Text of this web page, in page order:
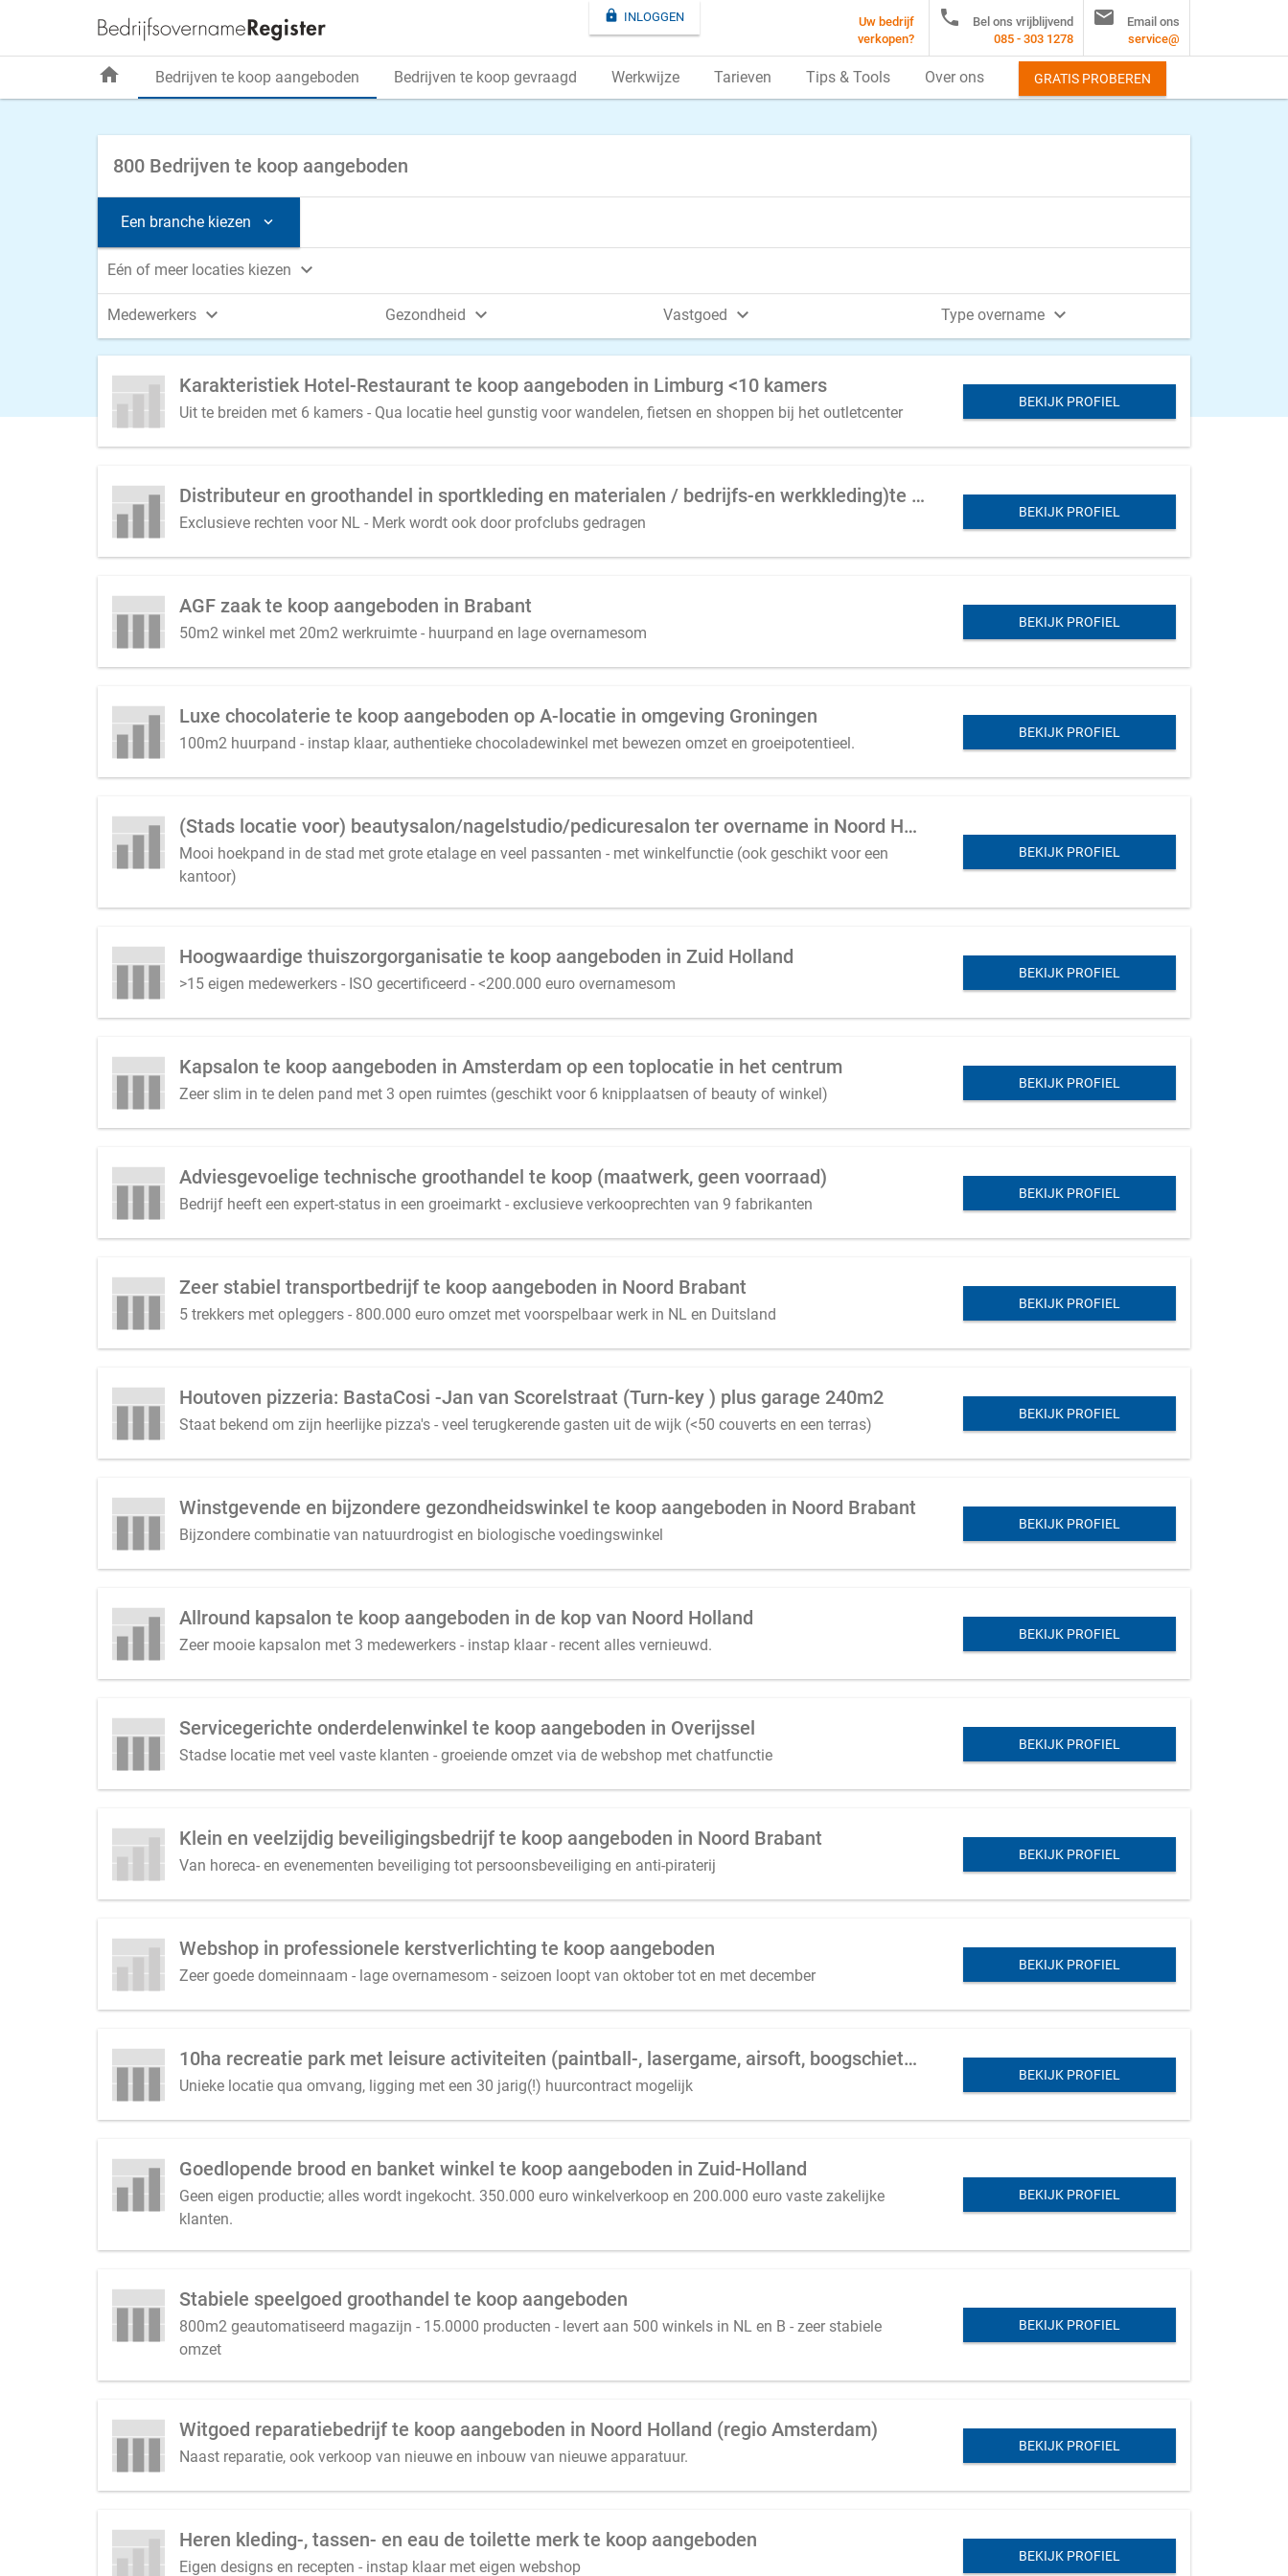
800 Bedrijven te koop aangeboden
Een branche kiezen 
Eén of meer locaties kiezen 
Medewerkers  Gezondheid  Vastgoed  Type overname 
Karakteristiek Hotel-Restaurant te koop aangeboden in Limburg <10 kamers
Uit te breiden met 6 kamers - Qua locatie heel gunstig voor wandelen, fietsen en shoppen bij het outletcenter
BEKIJK PROFIEL
Distributeur en groothandel in sportkleding en materialen / bedrijfs-en werkkleding)te koop aangeboden in Gelderland
Exclusieve rechten voor NL - Merk wordt ook door profclubs gedragen
BEKIJK PROFIEL
AGF zaak te koop aangeboden in Brabant
50m2 winkel met 20m2 werkruimte - huurpand en lage overnamesom
BEKIJK PROFIEL
Luxe chocolaterie te koop aangeboden op A-locatie in omgeving Groningen
100m2 huurpand - instap klaar, authentieke chocoladewinkel met bewezen omzet en groeipotentieel.
BEKIJK PROFIEL
(Stads locatie voor) beautysalon/nagelstudio/pedicuresalon ter overname in Noord Holland
Mooi hoekpand in de stad met grote etalage en veel passanten - met winkelfunctie (ook geschikt voor een
kantoor)
BEKIJK PROFIEL
Hoogwaardige thuiszorgorganisatie te koop aangeboden in Zuid Holland
>15 eigen medewerkers - ISO gecertificeerd - <200.000 euro overnamesom
BEKIJK PROFIEL
Kapsalon te koop aangeboden in Amsterdam op een toplocatie in het centrum
Zeer slim in te delen pand met 3 open ruimtes (geschikt voor 6 knipplaatsen of beauty of winkel)
BEKIJK PROFIEL
Adviesgevoelige technische groothandel te koop (maatwerk, geen voorraad)
Bedrijf heeft een expert-status in een groeimarkt - exclusieve verkooprechten van 9 fabrikanten
BEKIJK PROFIEL
Zeer stabiel transportbedrijf te koop aangeboden in Noord Brabant
5 trekkers met opleggers - 800.000 euro omzet met voorspelbaar werk in NL en Duitsland
BEKIJK PROFIEL
Houtoven pizzeria: BastaCosi -Jan van Scorelstraat (Turn-key ) plus garage 240m2
Staat bekend om zijn heerlijke pizza's - veel terugkerende gasten uit de wijk (<50 couverts en een terras)
BEKIJK PROFIEL
Winstgevende en bijzondere gezondheidswinkel te koop aangeboden in Noord Brabant
Bijzondere combinatie van natuurdrogist en biologische voedingswinkel
BEKIJK PROFIEL
Allround kapsalon te koop aangeboden in de kop van Noord Holland
Zeer mooie kapsalon met 3 medewerkers - instap klaar - recent alles vernieuwd.
BEKIJK PROFIEL
Servicegerichte onderdelenwinkel te koop aangeboden in Overijssel
Stadse locatie met veel vaste klanten - groeiende omzet via de webshop met chatfunctie
BEKIJK PROFIEL
Klein en veelzijdig beveiligingsbedrijf te koop aangeboden in Noord Brabant
Van horeca- en evenementen beveiliging tot persoonsbeveiliging en anti-piraterij
BEKIJK PROFIEL
Webshop in professionele kerstverlichting te koop aangeboden
Zeer goede domeinnaam - lage overnamesom - seizoen loopt van oktober tot en met december
BEKIJK PROFIEL
10ha recreatie park met leisure activiteiten (paintball-, lasergame, airsoft, boogschieten) en horeca in Almere
Unieke locatie qua omvang, ligging met een 30 jarig(!) huurcontract mogelijk
BEKIJK PROFIEL
Goedlopende brood en banket winkel te koop aangeboden in Zuid-Holland
Geen eigen productie; alles wordt ingekocht. 350.000 euro winkelverkoop en 200.000 euro vaste zakelijke
klanten.
BEKIJK PROFIEL
Stabiele speelgoed groothandel te koop aangeboden
800m2 geautomatiseerd magazijn - 15.0000 producten - levert aan 500 winkels in NL en B - zeer stabiele
omzet
BEKIJK PROFIEL
Witgoed reparatiebedrijf te koop aangeboden in Noord Holland (regio Amsterdam)
Naast reparatie, ook verkoop van nieuwe en inbouw van nieuwe apparatuur.
BEKIJK PROFIEL
Heren kleding-, tassen- en eau de toilette merk te koop aangeboden
Eigen designs en recepten - instap klaar met eigen webshop
BEKIJK PROFIEL
 INLOGGEN
Uw bedrijf
verkopen?

Bel ons vrijblijvend
085 - 303 1278

Email ons
service@
home Bedrijven te koop aangeboden Bedrijven te koop gevraagd Werkwijze Tarieven Tips & Tools Over ons GRATIS PROBEREN